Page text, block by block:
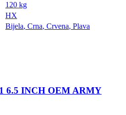
120 kg
HX
Bijela, Crna, Crvena, Plava
6.5 INCH OEM ARMY